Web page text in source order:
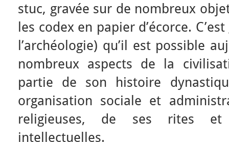
stuc, gravée sur de nombreux
les codex en papier d’écorce.
l’archéologie) qu’il est possible
nombreux aspects de la
partie de son histoire
organisation sociale et
religieuses, de ses rites
intellectuelles.